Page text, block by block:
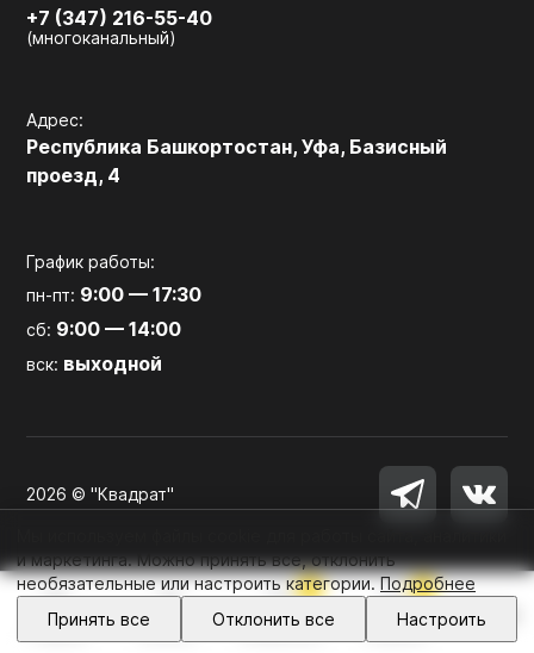
Главная Каталог Избранное
0
Корзина
0
Войти
+7 (347) 216-55-40
(многоканальный)
Адрес:
Республика Башкортостан, Уфа, Базисный
проезд, 4
График работы:
пн-пт: 9:00 — 17:30
сб: 9:00 — 14:00
вск: выходной
2026 © "Квадрат"
и маркетинга. Можно принять все, отклонить
необязательные или настроить категории.Подробнее
Принять все
Отклонить все Настроить